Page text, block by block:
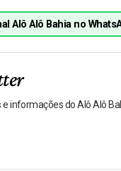
Alô Alô Bahia no
informações do Alô Alô